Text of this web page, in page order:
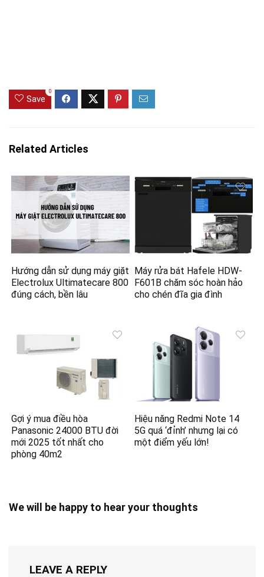
Save
0
Related Articles
Hướng dẫn sử dụng máy giặt
Electrolux Ultimatecare 800
đúng cách, bền lâu
Máy rửa bát Hafele HDW-
F601B chăm sóc hoàn hảo
cho chén đĩa gia đình
Gợi ý mua điều hòa
Panasonic 24000 BTU đời
mới 2025 tốt nhất cho
phòng 40m2
Hiệu năng Redmi Note 14
5G quá ‘đỉnh’ nhưng lại có
một điểm yếu lớn!
We will be happy to hear your thoughts
LEAVE A REPLY